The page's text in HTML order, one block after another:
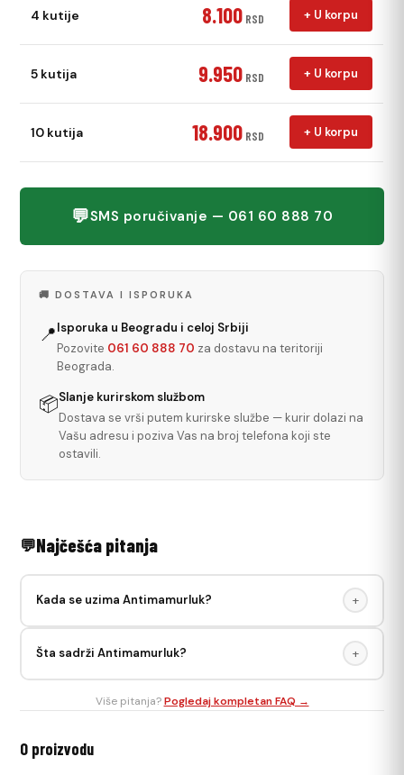
4 kutije 8.100 RSD + U korpu
5 kutija 9.950 RSD + U korpu
10 kutija 18.900 RSD + U korpu
💬SMS poručivanje — 061 60 888 70
🚚 DOSTAVA I ISPORUKA
📍Isporuka u Beogradu i celoj Srbiji
Pozovite 061 60 888 70 za dostavu na teritoriji
Beograda.
📦Slanje kurirskom službom
Dostava se vrši putem kurirske službe — kurir dolazi na
Vašu adresu i poziva Vas na broj telefona koji ste
ostavili.
Najčešća pitanja
Kada se uzima Antimamurluk? +
spavanja ili ujutro posle. Rastvoriti u vodi i popiti. Vitamini i
elektroliti pomažu brzom oporavku.
Šta sadrži Antimamurluk? +
Magnezijum 100mg, NAC 200mg, Taurin 500mg, Inozitol
Više pitanja?Pogledaj kompletan FAQ →
O proizvodu